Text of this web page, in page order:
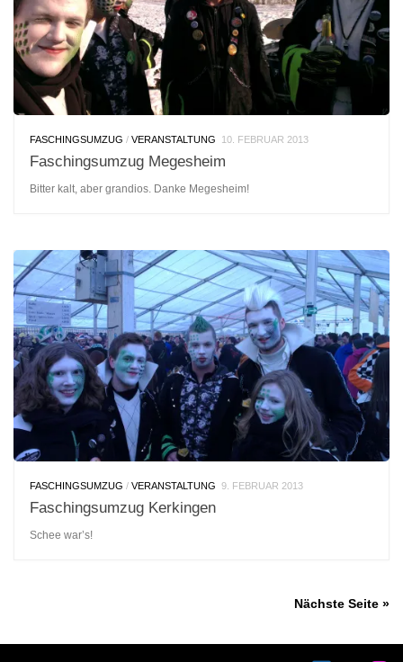
FASCHINGSUMZUG / VERANSTALTUNG 10. FEBRUAR 2013
Faschingsumzug Megesheim
Bitter kalt, aber grandios. Danke Megesheim!
FASCHINGSUMZUG / VERANSTALTUNG 9. FEBRUAR 2013
Faschingsumzug Kerkingen
Schee war’s!
Nächste Seite »